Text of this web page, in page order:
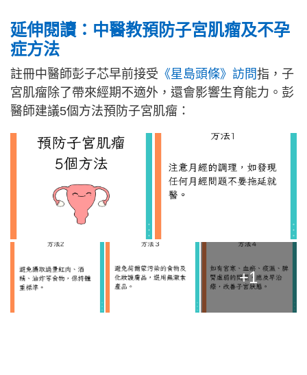
延伸閱讀 ：中醫教預防子宮肌瘤及不孕
症方法
註冊中醫師彭子芯早前接受 《星島頭條》訪問指，子
宮肌瘤除了帶來經期不適外，還會影響生育能力。彭
醫師建議5個方法預防子宮肌瘤：
+1